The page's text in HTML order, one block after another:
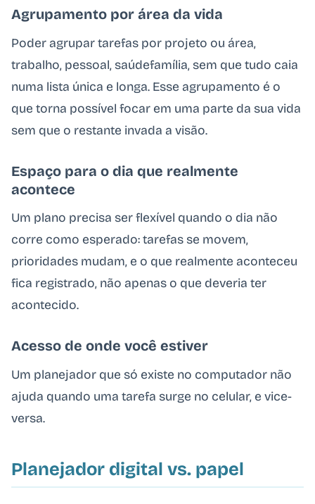
Agrupamento por área da vida
Poder agrupar tarefas por projeto ou área,
trabalho, pessoal, saúdefamília, sem que tudo caia
numa lista única e longa. Esse agrupamento é o
que torna possível focar em uma parte da sua vida
sem que o restante invada a visão.
Espaço para o dia que realmente
acontece
Um plano precisa ser flexível quando o dia não
corre como esperado: tarefas se movem,
prioridades mudam, e o que realmente aconteceu
fica registrado, não apenas o que deveria ter
acontecido.
Acesso de onde você estiver
Um planejador que só existe no computador não
ajuda quando uma tarefa surge no celular, e vice-
versa.
Planejador digital vs. papel